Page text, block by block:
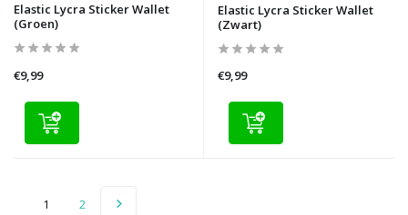
Elastic Lycra Sticker Wallet
(Groen)
€9,99
Elastic Lycra Sticker Wallet
(Zwart)
€9,99
1 2